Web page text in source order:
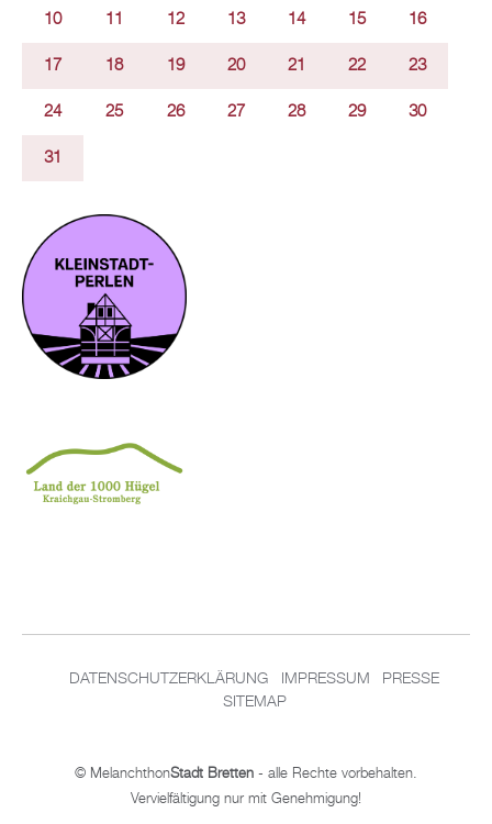
10 11 12 13 14 15 16
17 18 19 20 21 22 23
24 25 26 27 28 29 30
31
DA­TEN­SCHUT­Z­ER­KLÄ­RUNG IM­PRES­SUM
PRES­SE
SITEMAP
© Me­lan­chthonStadt Brett­en - alle Rech­te vor­be­hal­ten.
Ver­viel­fäl­ti­gung nur mit Ge­neh­mi­gung!